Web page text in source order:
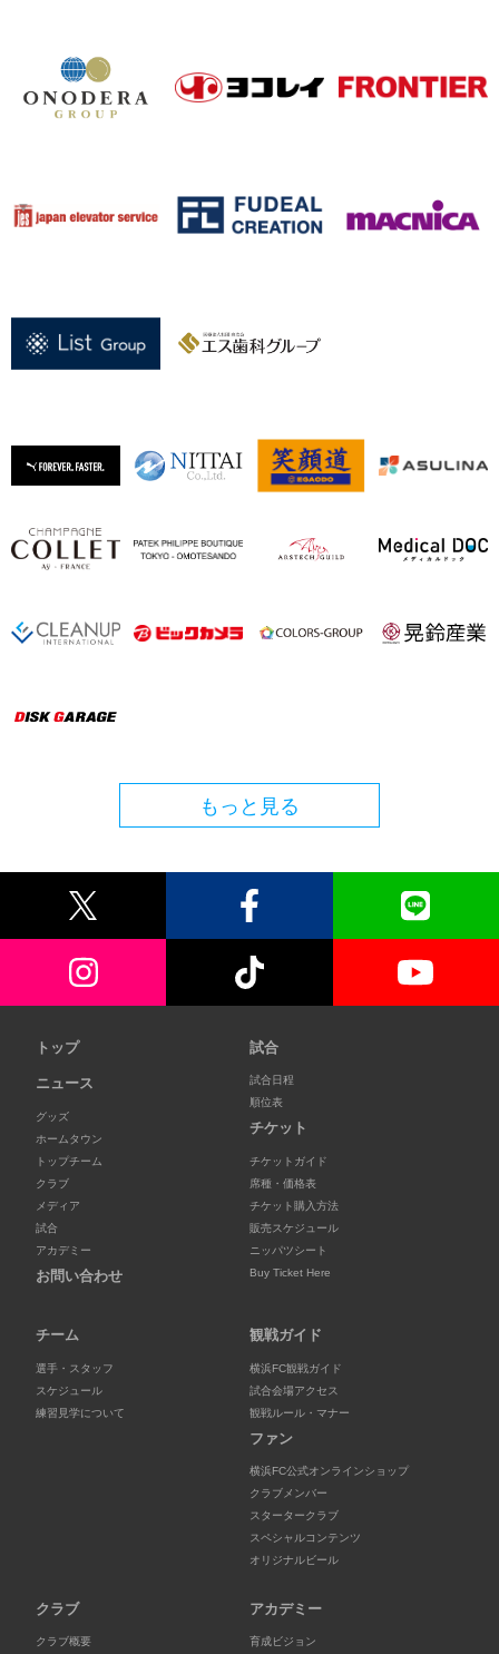
もっと見る
トップ
ニュース
グッズ
ホームタウン
トップチーム
クラブ
メディア
試合
アカデミー
お問い合わせ
試合
試合日程
順位表
チケット
チケットガイド
席種・価格表
チケット購入方法
販売スケジュール
ニッパツシート
Buy Ticket Here
チーム
選手・スタッフ
スケジュール
練習見学について
観戦ガイド
横浜FC観戦ガイド
試合会場アクセス
観戦ルール・マナー
ファン
横浜FC公式オンラインショップ
クラブメンバー
スタータークラブ
スペシャルコンテンツ
オリジナルビール
クラブ
クラブ概要
アカデミー
育成ビジョン